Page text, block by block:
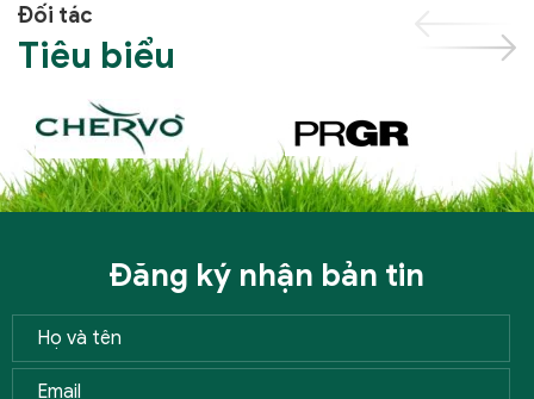
Đối tác
Tiêu biểu
Đăng ký nhận bản tin